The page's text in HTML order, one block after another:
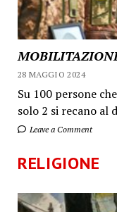
28 MAGGIO 2024
Su 100 persone
solo 2 si recano
Leave a Comment
RELIGIONE